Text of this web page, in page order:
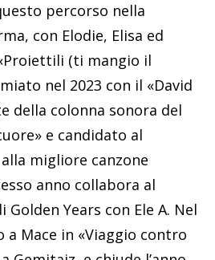
percorso nella
con Elodie, Elisa ed
(ti mangio il
nel 2023 con il «David
della colonna sonora del
e candidato al
migliore canzone
anno collabora al
Golden Years con Ele A. Nel
a Mace in «Viaggio contro